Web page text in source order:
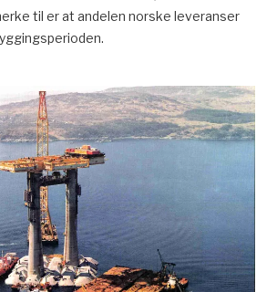
til er at andelen norske leveranser